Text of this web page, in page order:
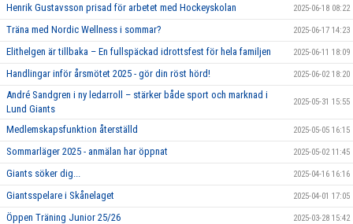
Henrik Gustavsson prisad för arbetet med Hockeyskolan 2025-06-18 08:22
Träna med Nordic Wellness i sommar? 2025-06-17 14:23
Elithelgen är tillbaka – En fullspäckad idrottsfest för hela familjen 2025-06-11 18:09
Handlingar inför årsmötet 2025 - gör din röst hörd! 2025-06-02 18:20
André Sandgren i ny ledarroll – stärker både sport och marknad i
Lund Giants
2025-05-31 15:55
Medlemskapsfunktion återställd 2025-05-05 16:15
Sommarläger 2025 - anmälan har öppnat 2025-05-02 11:45
Giants söker dig... 2025-04-16 16:16
Giantsspelare i Skånelaget 2025-04-01 17:05
Öppen Träning Junior 25/26 2025-03-28 15:42